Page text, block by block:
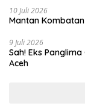
10 Juli 2026
Mantan Kombatan
9 Juli 2026
Sah! Eks
Aceh